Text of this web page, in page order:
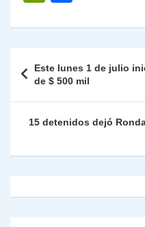
at
s
p
p
gr
m
e
o
o
k
nt
Fr
ie
n
dl
m
ar
tir
de
entradas
Este lunes 1 de julio
de $ 500 mil
15 detenidos dejó